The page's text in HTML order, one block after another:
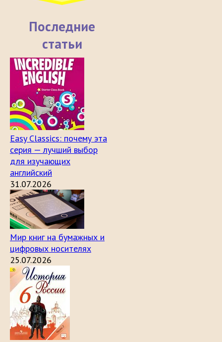
Последние
статьи
Easy Classics: почему эта
серия — лучший выбор
для изучающих
английский
31.07.2026
Мир книг на бумажных и
цифровых носителях
25.07.2026